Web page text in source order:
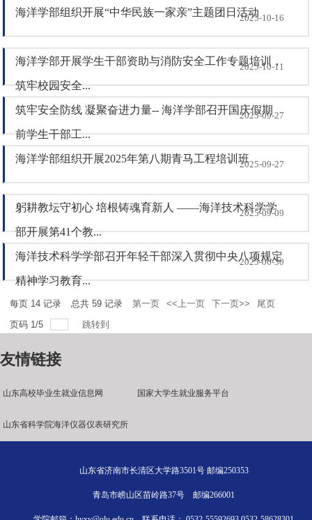
海洋学部组织开展“中华民族一家亲”主题团日活动2025-10-16
海洋学部开展学生干部资助与消防安全工作专题培训，
筑牢校园安全...
2025-10-11
筑牢安全防线 凝聚奋进力量-- 海洋学部召开国庆假期
前学生干部工...
2025-09-27
海洋学部组织开展2025年第八期青马工程培训班2025-09-27
躬耕教坛守初心 培根铸魂育新人 ——海洋技术科学学
部开展第41个教...
2025-09-09
海洋技术科学学部召开年轻干部深入贯彻中央八项规定
精神学习教育...
2025-06-30
每页 14 记录 总共59 记录 第一页 <<上一页 下一页>>
尾页
页码 1/5 跳转到
友情链接
山东高校毕业生就业信息网 国家大学生就业服务平台
山东省科学院海洋仪器仪表研究所
山东省济南市长清区大学路3501号 邮编250353
青岛市崂山区苗岭路37号 邮编266001